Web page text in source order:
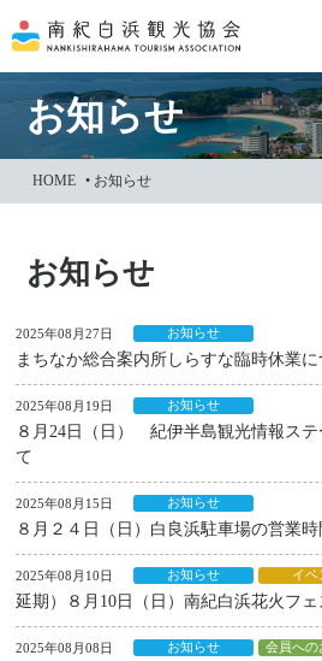
文
に
ス
ッ
お知らせ
HOME • お知らせ
お知らせ
2025年08月27日 お知らせ
まちなか総合案内所しらすな臨時休業
2025年08月19日 お知らせ
８月24日（日） 紀伊半島観光情報ス
て
2025年08月15日 お知らせ
８月２４日（日）白良浜駐車場の営業
2025年08月10日 お知らせ イベ
延期）８月10日（日）南紀白浜花火フェ
2025年08月08日 お知らせ 会員への